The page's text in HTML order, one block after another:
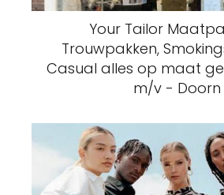
Your Tailor
Trouwpakken,
Casual alles op maat
m/v - Doorn